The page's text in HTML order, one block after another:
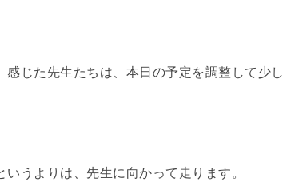
じた先生たちは、本日の予定を調整して少
うよりは、先生に向かって走ります。